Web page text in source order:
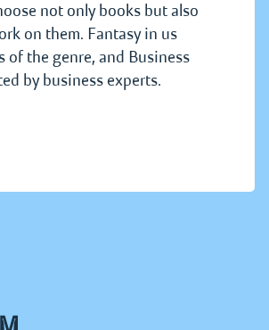
not only books but also
on them. Fantasy in us
of the genre, and Business
by business experts.